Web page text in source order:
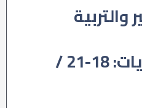
سورة الحشر، الآيات: 18-21 /